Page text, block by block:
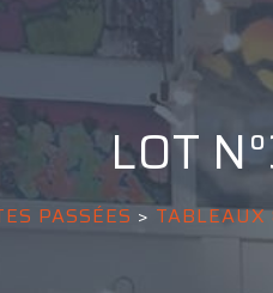
LOT
PASSÉES > TABLEAUX